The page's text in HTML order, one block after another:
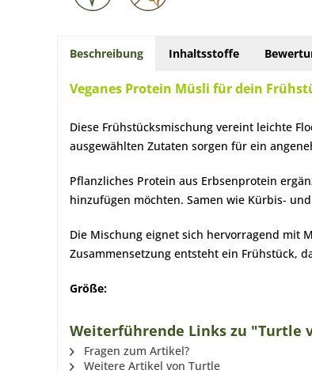
Beschreibung Inhaltsstoffe
Veganes Protein Müsli für dein
Diese Frühstücksmischung vereint leichte
ausgewählten Zutaten sorgen für ein
Pflanzliches Protein aus Erbsenprotein
hinzufügen möchten. Samen wie Kürbis-
Die Mischung eignet sich hervorragend mit
Zusammensetzung entsteht ein Frühstück,
Größe:
Weiterführende Links zu "Turtle
Fragen zum Artikel?
Weitere Artikel von Turtle